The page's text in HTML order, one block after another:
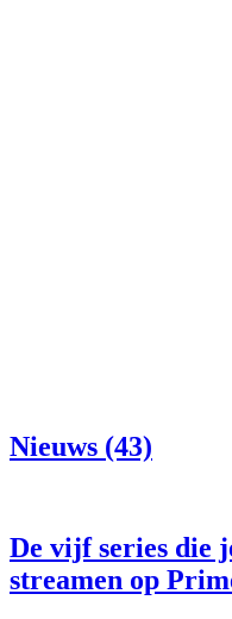
Nieuws (43)
De vijf series die
streamen op